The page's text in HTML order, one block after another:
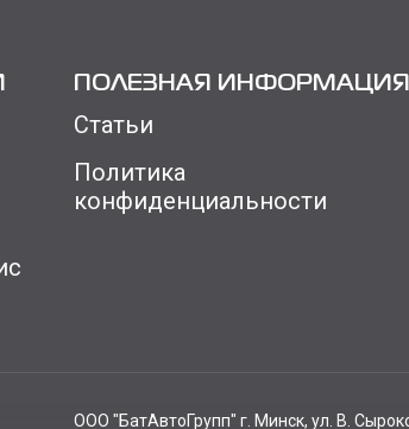
ПОЛЕЗНАЯ ИНФОРМАЦИЯ
Статьи
Политика
конфиденциальности
ООО "БатАвтоГрупп" г. Минск, ул. В.